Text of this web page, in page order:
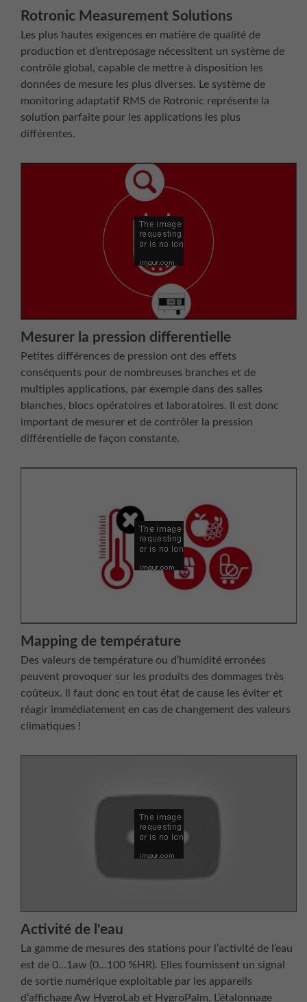
Rotronic Measurement Solutions
Les plus hautes exigences en matière de qualité de
production et d’entreposage nécessitent un système de
contrôle global, capable de mettre à disposition les
données de mesure les plus diverses. Le système de
monitoring adaptatif RMS de Rotronic représente la
solution parfaite pour les applications les plus
différentes.
Mesurer la pression differentielle
Petites différences de pression ont des effets
conséquents pour de nombreuses branches et de
multiples applications, par exemple dans des salles
blanches, blocs opératoires et laboratoires. Il est donc
important de mesurer et de contrôler la pression
différentielle de façon constante.
Mapping de température
Des valeurs de température ou d’humidité erronées
peuvent provoquer sur les produits des dommages très
coûteux. Il faut donc en tout état de cause les éviter et
réagir immédiatement en cas de changement des valeurs
climatiques !
Activité de l'eau
La gamme de mesures des stations pour l’activité de l’eau
est de 0…1aw (0…100 %HR). Elles fournissent un signal
de sortie numérique exploitable par les appareils
d’affichage Aw HygroLab et HygroPalm. L’étalonnage